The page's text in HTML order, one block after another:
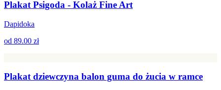
Plakat Psigoda - Kolaż Fine Art
Dapidoka
od 89.00 zł
Plakat dziewczyna balon guma do żucia w ramce